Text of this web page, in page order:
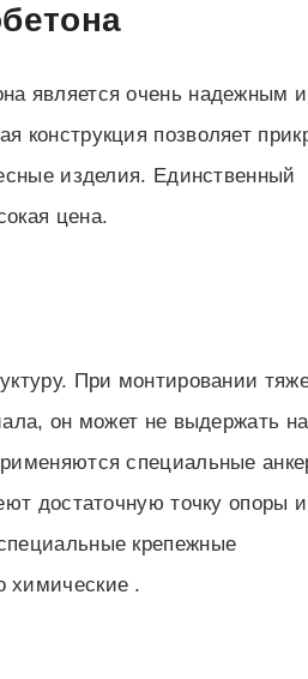
является очень надежным и
конструкция позволяет
изделия. Единственный
цена.
При монтировании
он может не выдержать
специальные
достаточную точку опоры и
крепежные
химические .